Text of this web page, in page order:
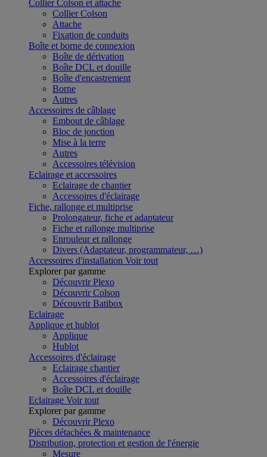
Collier Colson et attache
Collier Colson
Attache
Fixation de conduits
Boîte et borne de connexion
Boîte de dérivation
Boîte DCL et douille
Boîte d'encastrement
Borne
Autres
Accessoires de câblage
Embout de câblage
Bloc de jonction
Mise à la terre
Autres
Accessoires télévision
Eclairage et accessoires
Eclairage de chantier
Accessoires d'éclairage
Fiche, rallonge et multiprise
Prolongateur, fiche et adaptateur
Fiche et rallonge multiprise
Enrouleur et rallonge
Divers (Adaptateur, programmateur, …)
Accessoires d'installation Voir tout
Explorer par gamme
Découvrir Plexo
Découvrir Colson
Découvrir Batibox
Eclairage
Applique et hublot
Applique
Hublot
Accessoires d'éclairage
Eclairage chantier
Accessoires d'éclairage
Boîte DCL et douille
Eclairage Voir tout
Explorer par gamme
Découvrir Plexo
Pièces détachées & maintenance
Distribution, protection et gestion de l'énergie
Mesure